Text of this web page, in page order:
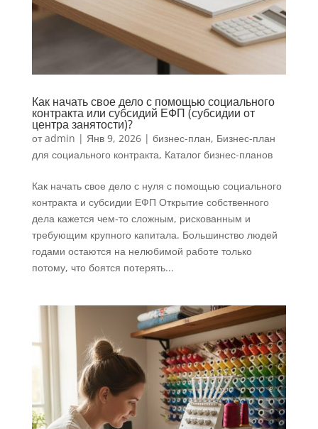
Как начать свое дело с помощью социального
контракта или субсидий ЕФП (субсидии от
центра занятости)?
отadmin | Янв 9, 2026| бизнес-план, Бизнес-план
для социального контракта, Каталог бизнес-планов
Как начать свое дело с нуля с помощью социального
контракта и субсидии ЕФП Открытие собственного
дела кажется чем‑то сложным, рискованным и
требующим крупного капитала. Большинство людей
годами остаются на нелюбимой работе только
потому, что боятся потерять...